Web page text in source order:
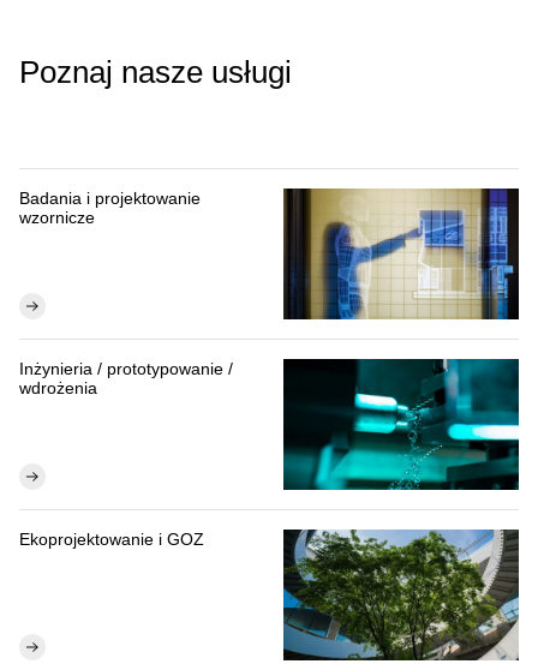
Poznaj nasze usługi
Badania i projektowanie
wzornicze
Inżynieria / prototypowanie /
wdrożenia
Ekoprojektowanie i GOZ